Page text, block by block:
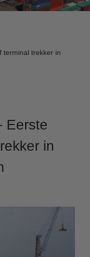
terminal trekker in
Eerste
in